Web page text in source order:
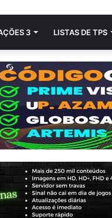
3 LISTAS DE TPS